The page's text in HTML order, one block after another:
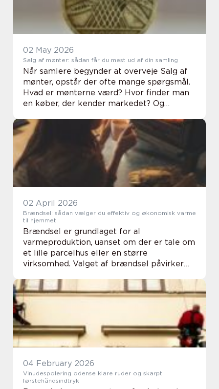
02 May 2026
Salg af mønter: sådan får du mest ud af din samling
Når samlere begynder at overveje Salg af
mønter, opstår der ofte mange spørgsmål.
Hvad er mønterne værd? Hvor finder man
en køber, der kender markedet? Og
Mange har mønter liggende fra arvede
samlinger, rejser...
02 April 2026
Brændsel: sådan vælger du effektiv og økonomisk varme
til hjemmet
Brændsel er grundlaget for al
varmeproduktion, uanset om der er tale om
et lille parcelhus eller en større
virksomhed. Valget af brændsel påvirker
klimaaftrykket. Derfor g...
04 February 2026
Vinudespolering odense klare ruder og skarpt
førstehåndsindtryk